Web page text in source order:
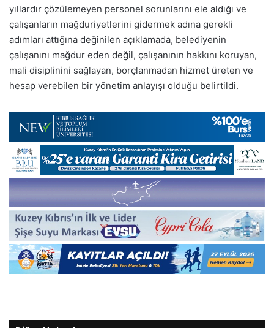
yıllardır çözülemeyen personel sorunlarını ele aldığı ve
çalışanların mağduriyetlerini gidermek adına gerekli
adımları attığına değinilen açıklamada, belediyenin
çalışanını mağdur eden değil, çalışanının hakkını koruyan,
mali disiplinini sağlayan, borçlanmadan hizmet üreten ve
hesap verebilen bir yönetim anlayışı olduğu belirtildi.